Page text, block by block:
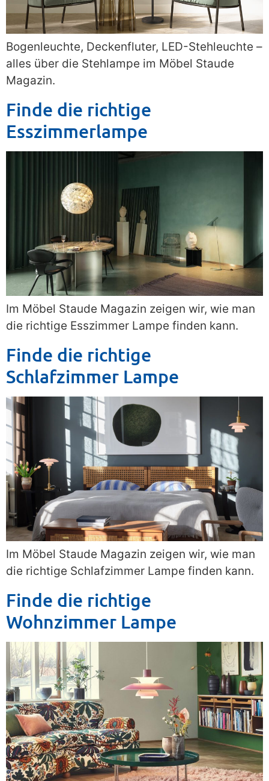
Bogenleuchte, Deckenfluter, LED-Stehleuchte –
alles über die Stehlampe im Möbel Staude
Magazin.
Finde die richtige
Esszimmerlampe
Im Möbel Staude Magazin zeigen wir, wie man
die richtige Esszimmer Lampe finden kann.
Finde die richtige
Schlafzimmer Lampe
Im Möbel Staude Magazin zeigen wir, wie man
die richtige Schlafzimmer Lampe finden kann.
Finde die richtige
Wohnzimmer Lampe